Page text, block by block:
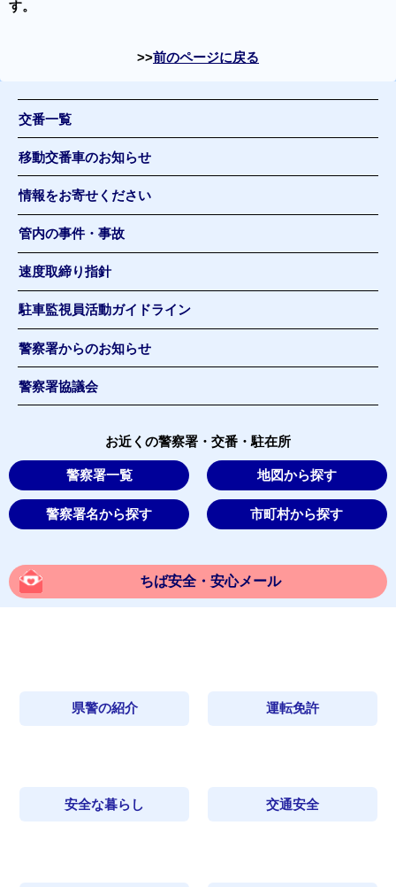
す。
前のページに戻る
交番一覧
移動交番車のお知らせ
情報をお寄せください
管内の事件・事故
速度取締り指針
駐車監視員活動ガイドライン
警察署からのお知らせ
警察署協議会
お近くの警察署・交番・駐在所
警察署一覧 地図から探す
警察署名から探す 市町村から探す
ちば安全・安心メール
県警の紹介 運転免許
安全な暮らし 交通安全